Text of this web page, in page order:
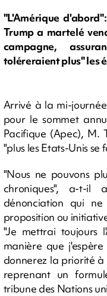
"L'Amérique
Trump a martelé
campagne,
toléreraient plus" les
Arrivé à la mi-
pour le sommet
Pacifique (Apec), M.
"plus les Etats-Unis se
"Nous ne pouvons
chroniques", a-t-il
dénonciation qui
proposition ou
"Je mettrai toujours
manière que
donnerez la priorité à
reprenant un
tribune des Nations